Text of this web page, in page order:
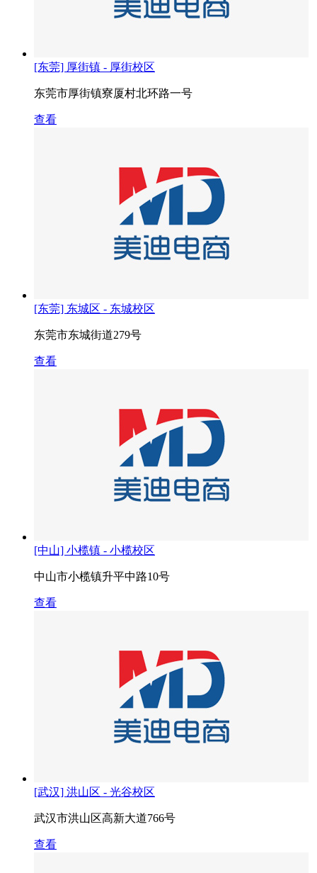
[东莞] 厚街镇 - 厚街校区
东莞市厚街镇寮厦村北环路一号
查看
[东莞] 东城区 - 东城校区
东莞市东城街道279号
查看
[中山] 小榄镇 - 小榄校区
中山市小榄镇升平中路10号
查看
[武汉] 洪山区 - 光谷校区
武汉市洪山区高新大道766号
查看